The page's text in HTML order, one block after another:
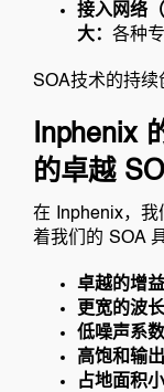
接入网络
大： 各种
SOA技术的持续
Inphenix
的卓越
在 Inphenix，我
着我们的 SOA
卓越的增
更宽的波
低噪声系
高饱和输
占地面积小